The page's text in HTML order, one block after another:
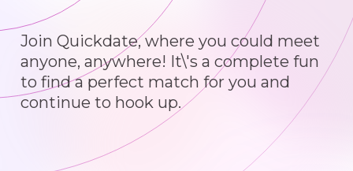
Join Quickdate, where you could meet
anyone, anywhere! It\'s a complete fun
to find a perfect match for you and
continue to hook up.